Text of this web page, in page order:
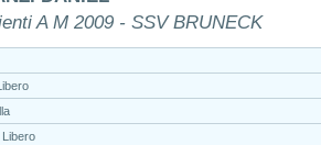
A M 2009 - SSV BRUNECK
Libero